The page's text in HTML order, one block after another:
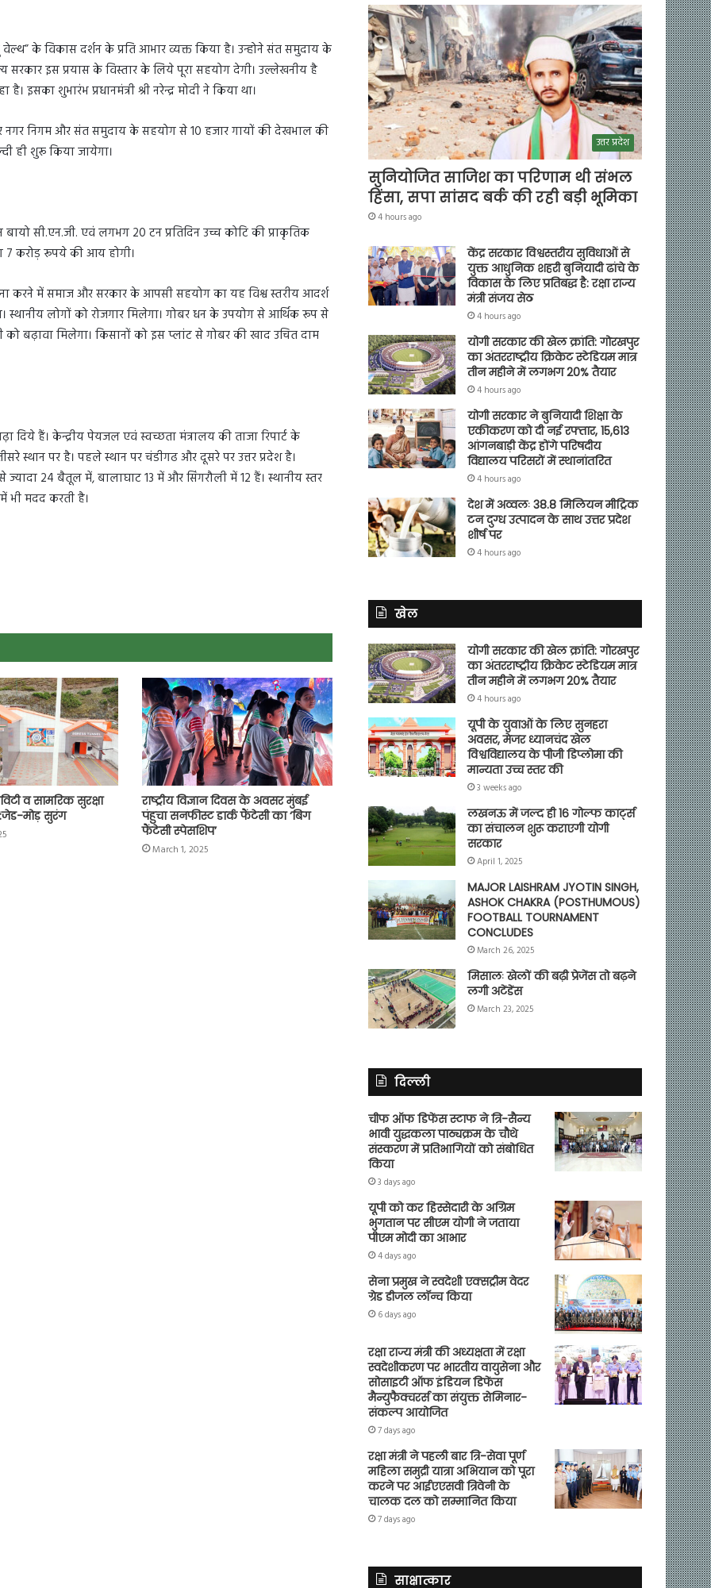
टू वेल्थ” के विकास दर्शन के प्रति आभार व्यक्त किया है। उन्होने संत समुदाय के
सरकार इस प्रयास के विस्तार के लिये पूरा सहयोग देगी। उल्लेखनीय है
शुभारंभ प्रधानमंत्री श्री नरेन्द्र मोदी ने किया था।
नगर निगम और संत समुदाय के सहयोग से 10 हजार गायों की देखभाल की
ही शुरू किया जायेगा।
सी.एन.जी. एवं लगभग 20 टन प्रतिदिन उच्च कोटि की प्राकृतिक
7 करोड़ रूपये की आय होगी।
करने में समाज और सरकार के आपसी सहयोग का यह विश्व स्तरीय आदर्श
स्थानीय लोगों को रोजगार मिलेगा। गोबर धन के उपयोग से आर्थिक रूप से
बढ़ावा मिलेगा। किसानों को इस प्लांट से गोबर की खाद उचित दाम
दिये हैं। केन्द्रीय पेयजल एवं स्वच्छता मंत्रालय की ताजा रिपार्ट के
स्थान पर है। पहले स्थान पर चंडीगढ और दूसरे पर उत्तर प्रदेश है।
24 बैतूल में, बालाघाट 13 में और सिंगरौली में 12 हैं। स्थानीय स्तर
भी मदद करती है।
व सामरिक सुरक्षा
मोड़ सुरंग
राष्ट्रीय विज्ञान दिवस के अवसर मुंबई
पंहुचा सनफीस्ट डार्क फैंटेसी का ‘बिग
फैंटेसी स्पेसशिप’
March 1, 2025
उत्तर प्रदेश
सुनियोजित साजिश का परिणाम थी संभल
हिंसा, सपा सांसद बर्क की रही बड़ी भूमिका
4 hours ago
केंद्र सरकार विश्वस्तरीय सुविधाओं से
युक्त आधुनिक शहरी बुनियादी ढांचे के
विकास के लिए प्रतिबद्ध है: रक्षा राज्य
मंत्री संजय सेठ
4 hours ago
योगी सरकार की खेल क्रांति: गोरखपुर
का अंतरराष्ट्रीय क्रिकेट स्टेडियम मात्र
तीन महीने में लगभग 20% तैयार
4 hours ago
योगी सरकार ने बुनियादी शिक्षा के
एकीकरण को दी नई रफ्तार, 15,613
आंगनबाड़ी केंद्र होंगे परिषदीय
विद्यालय परिसरों में स्थानांतरित
4 hours ago
देश में अव्वलः 38.8 मिलियन मीट्रिक
टन दुग्ध उत्पादन के साथ उत्तर प्रदेश
शीर्ष पर
4 hours ago
खेल
योगी सरकार की खेल क्रांति: गोरखपुर
का अंतरराष्ट्रीय क्रिकेट स्टेडियम मात्र
तीन महीने में लगभग 20% तैयार
4 hours ago
यूपी के युवाओं के लिए सुनहरा
अवसर, मेजर ध्यानचंद खेल
विश्वविद्यालय के पीजी डिप्लोमा की
मान्यता उच्च स्तर की
3 weeks ago
लखनऊ में जल्द ही 16 गोल्फ कार्ट्स
का संचालन शुरू कराएगी योगी
सरकार
April 1, 2025
MAJOR LAISHRAM JYOTIN SINGH,
ASHOK CHAKRA (POSTHUMOUS)
FOOTBALL TOURNAMENT
CONCLUDES
March 26, 2025
मिसालः खेलों की बढ़ी प्रेजेंस तो बढ़ने
लगी अटेंडेंस
March 23, 2025
दिल्ली
चीफ ऑफ डिफेंस स्टाफ ने त्रि-सैन्य
भावी युद्धकला पाठ्यक्रम के चौथे
संस्करण में प्रतिभागियों को संबोधित
किया
3 days ago
यूपी को कर हिस्सेदारी के अग्रिम
भुगतान पर सीएम योगी ने जताया
पीएम मोदी का आभार
4 days ago
सेना प्रमुख ने स्वदेशी एक्सट्रीम वेदर
ग्रेड डीजल लॉन्च किया
6 days ago
रक्षा राज्य मंत्री की अध्यक्षता में रक्षा
स्वदेशीकरण पर भारतीय वायुसेना और
सोसाइटी ऑफ इंडियन डिफेंस
मैन्युफैक्चरर्स का संयुक्त सेमिनार-
संकल्प आयोजित
7 days ago
रक्षा मंत्री ने पहली बार त्रि-सेवा पूर्ण
महिला समुद्री यात्रा अभियान को पूरा
करने पर आईएएसवी त्रिवेनी के
चालक दल को सम्मानित किया
7 days ago
साक्षात्कार